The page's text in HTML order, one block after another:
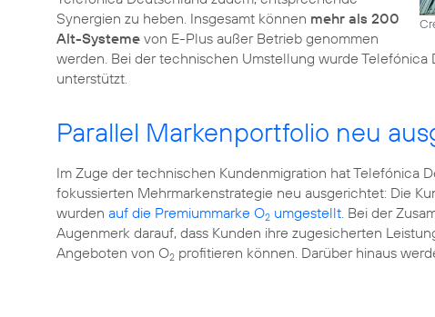
Synergien zu heben. Insgesamt können mehr als 200
Alt-Systeme von E-Plus außer Betrieb genommen
werden. Bei der technischen Umstellung wurde Telefónica
unterstützt.
Parallel Markenportfolio neu
Im Zuge der technischen Kundenmigration hat Telefónica
fokussierten Mehrmarkenstrategie neu ausgerichtet: Die
wurden auf die Premiummarke O2 umgestellt. Bei der
Augenmerk darauf, dass Kunden ihre zugesicherten
Angeboten von O2 profitieren können. Darüber hinaus